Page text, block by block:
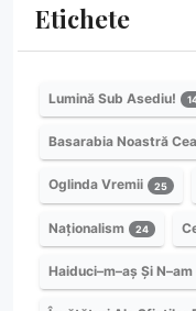
Etichete
Lumină Sub Asediu!
Basarabia Noastră
Oglinda Vremii 25
Naționalism 24
Haiduci–m–aș Și N–am